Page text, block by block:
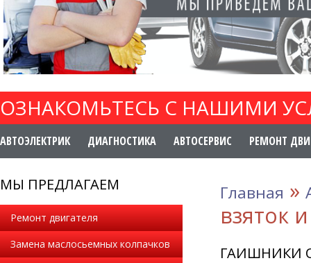
ОЗНАКОМЬТЕСЬ С НАШИМИ
АВТОЭЛЕКТРИК ДИАГНОСТИКА АВТОСЕРВИС РЕМОНТ
МЫ ПРЕДЛАГАЕМ
Ремонт двигателя
Замена маслосьемных колпачков
Главная »
взяток
ГАИШНИКИ